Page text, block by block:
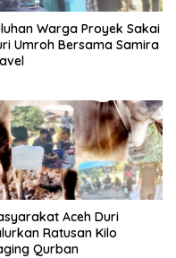
Warga Proyek Sakai
Umroh Bersama Samira
Aceh Duri
Ratusan Kilo
Qurban